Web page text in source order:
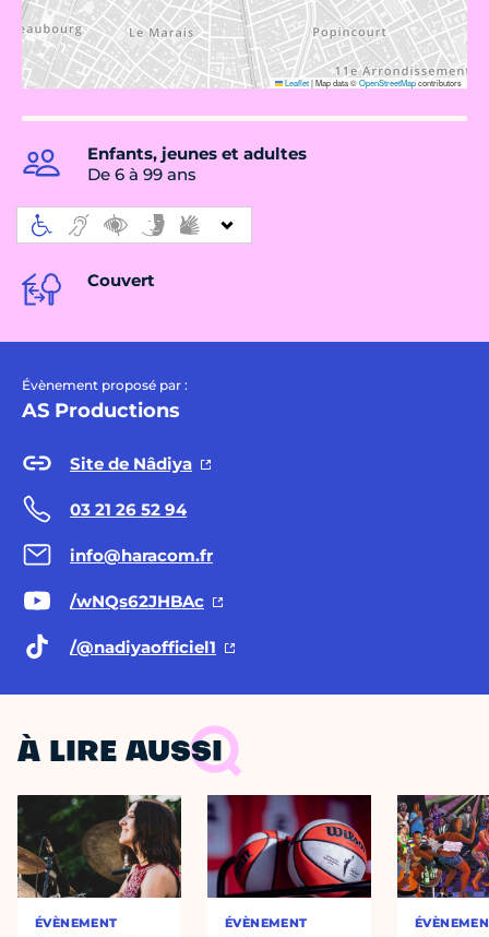
Leaflet|Map data ©OpenStreetMapcontributors
Enfants, jeunes et adultes
De 6 à 99 ans
Couvert
Évènement proposé par :
AS Productions
Site de Nâdiya
03 21 26 52 94
info@haracom.fr
/wNQs62JHBAc
/@nadiyaofficiel1
À LIRE AUSSI
ÉVÈNEMENT ÉVÈNEMENT